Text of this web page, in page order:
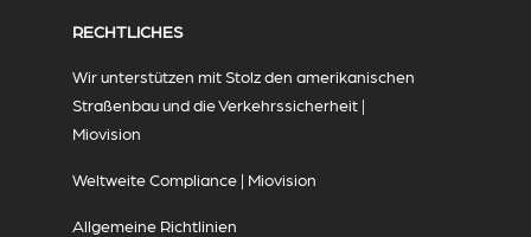
RECHTLICHES
Wir unterstützen mit Stolz den amerikanischen
Straßenbau und die Verkehrssicherheit |
Miovision
Weltweite Compliance | Miovision
Allgemeine Richtlinien